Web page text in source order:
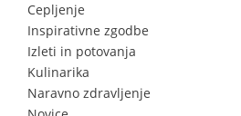
Cepljenje
Inspirativne zgodbe
Izleti in potovanja
Kulinarika
Naravno zdravljenje